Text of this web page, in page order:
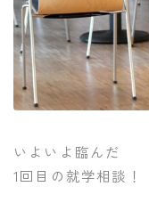
いよいよ臨んだ
1回目の就学相談！